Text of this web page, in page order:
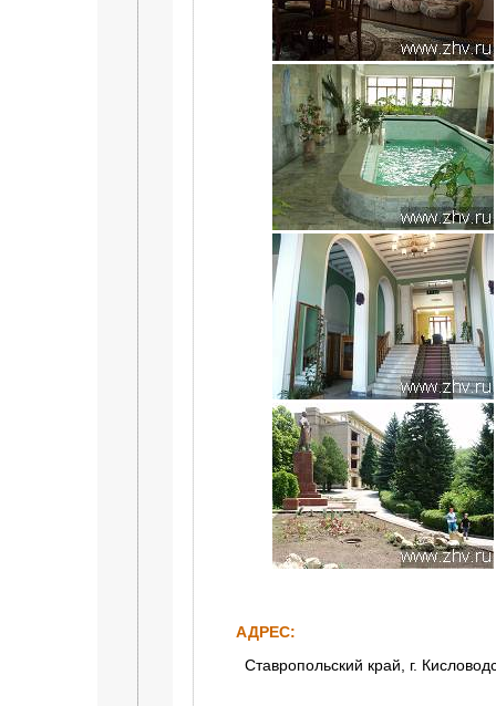
АДРЕС:
Ставропольский край, г.